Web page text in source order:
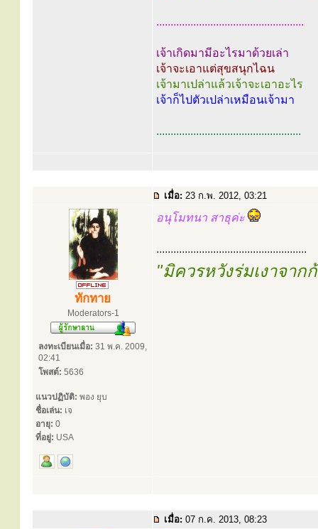
....................................................
เจ้าเกิดมามีอะไรมาด้วยเล่า
เจ้าจะเอาแต่สุขสนุกไฉน
เจ้ามาเปล่าแล้วเจ้าจะเอาอะไร
เจ้าก็ไปตัวเปล่าเหมือนเจ้ามา
...................................................
เมื่อ: 23 ก.พ. 2012, 03:21
ทักทาย
Moderators-1
ลงทะเบียนเมื่อ: 31 พ.ค. 2009,
02:41
โพสต์: 5636
แนวปฏิบัติ: พอง ยุบ
ชื่อเล่น: เจ
อายุ: 0
ที่อยู่: USA
อนุโมทนา สาธุค่ะ
.....................................................
"มิควรหวังร่มเงาจาก
เมื่อ: 07 ก.ค. 2013, 08:23